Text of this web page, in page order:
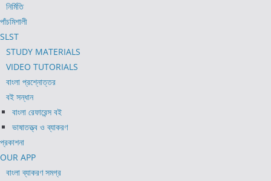
নির্মিতি
পাঁচমিশালী
SLST
STUDY MATERIALS
VIDEO TUTORIALS
বাংলা প্রশ্নোত্তর
বই সন্ধান
বাংলা রেফারেন্স বই
ভাষাতত্ত্ব ও ব্যাকরণ
প্রকাশনা
OUR APP
বাংলা ব্যাকরণ সমগ্র